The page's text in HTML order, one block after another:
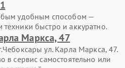
удобным способом —
быстро и аккуратно.
Маркса, 47
ул. Карла Маркса, 47.
в сервис самостоятельно или